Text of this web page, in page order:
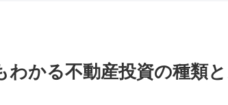
わかる不動産投資の種類